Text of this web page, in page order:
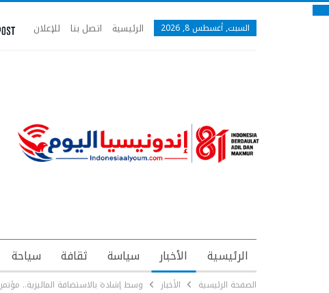
السبت, أغسطس 8, 2026 الرئيسية اتصل بنا للإعلان
الرئيسية الأخبار سياسة ثقافة سياحة
الصفحة الرئيسية الأخبار وسط إشادة بالاستضافة الماليزية..